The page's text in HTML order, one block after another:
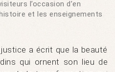
l’occasion d’en
et les enseignements
a écrit que la beauté
qui ornent son lieu de